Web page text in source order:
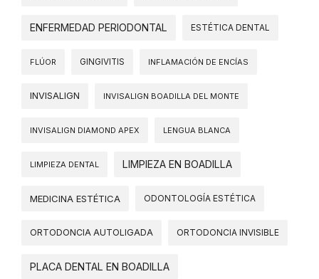
ENFERMEDAD PERIODONTAL ESTÉTICA DENTAL
FLÚOR GINGIVITIS INFLAMACIÓN DE ENCÍAS
INVISALIGN INVISALIGN BOADILLA DEL MONTE
INVISALIGN DIAMOND APEX LENGUA BLANCA
LIMPIEZA DENTAL LIMPIEZA EN BOADILLA
MEDICINA ESTÉTICA ODONTOLOGÍA ESTÉTICA
ORTODONCIA AUTOLIGADA ORTODONCIA INVISIBLE
PLACA DENTAL EN BOADILLA